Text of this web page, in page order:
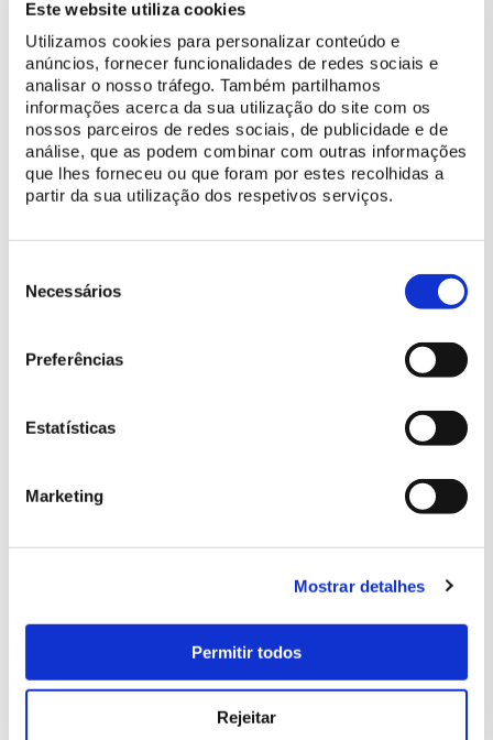
Este website utiliza cookies
Utilizamos cookies para personalizar conteúdo e
anúncios, fornecer funcionalidades de redes sociais e
analisar o nosso tráfego. Também partilhamos
informações acerca da sua utilização do site com os
nossos parceiros de redes sociais, de publicidade e de
análise, que as podem combinar com outras informações
que lhes forneceu ou que foram por estes recolhidas a
partir da sua utilização dos respetivos serviços.
Necessários
Preferências
Estatísticas
Marketing
Mostrar detalhes
Permitir todos
Rejeitar
Teresa Abrantes